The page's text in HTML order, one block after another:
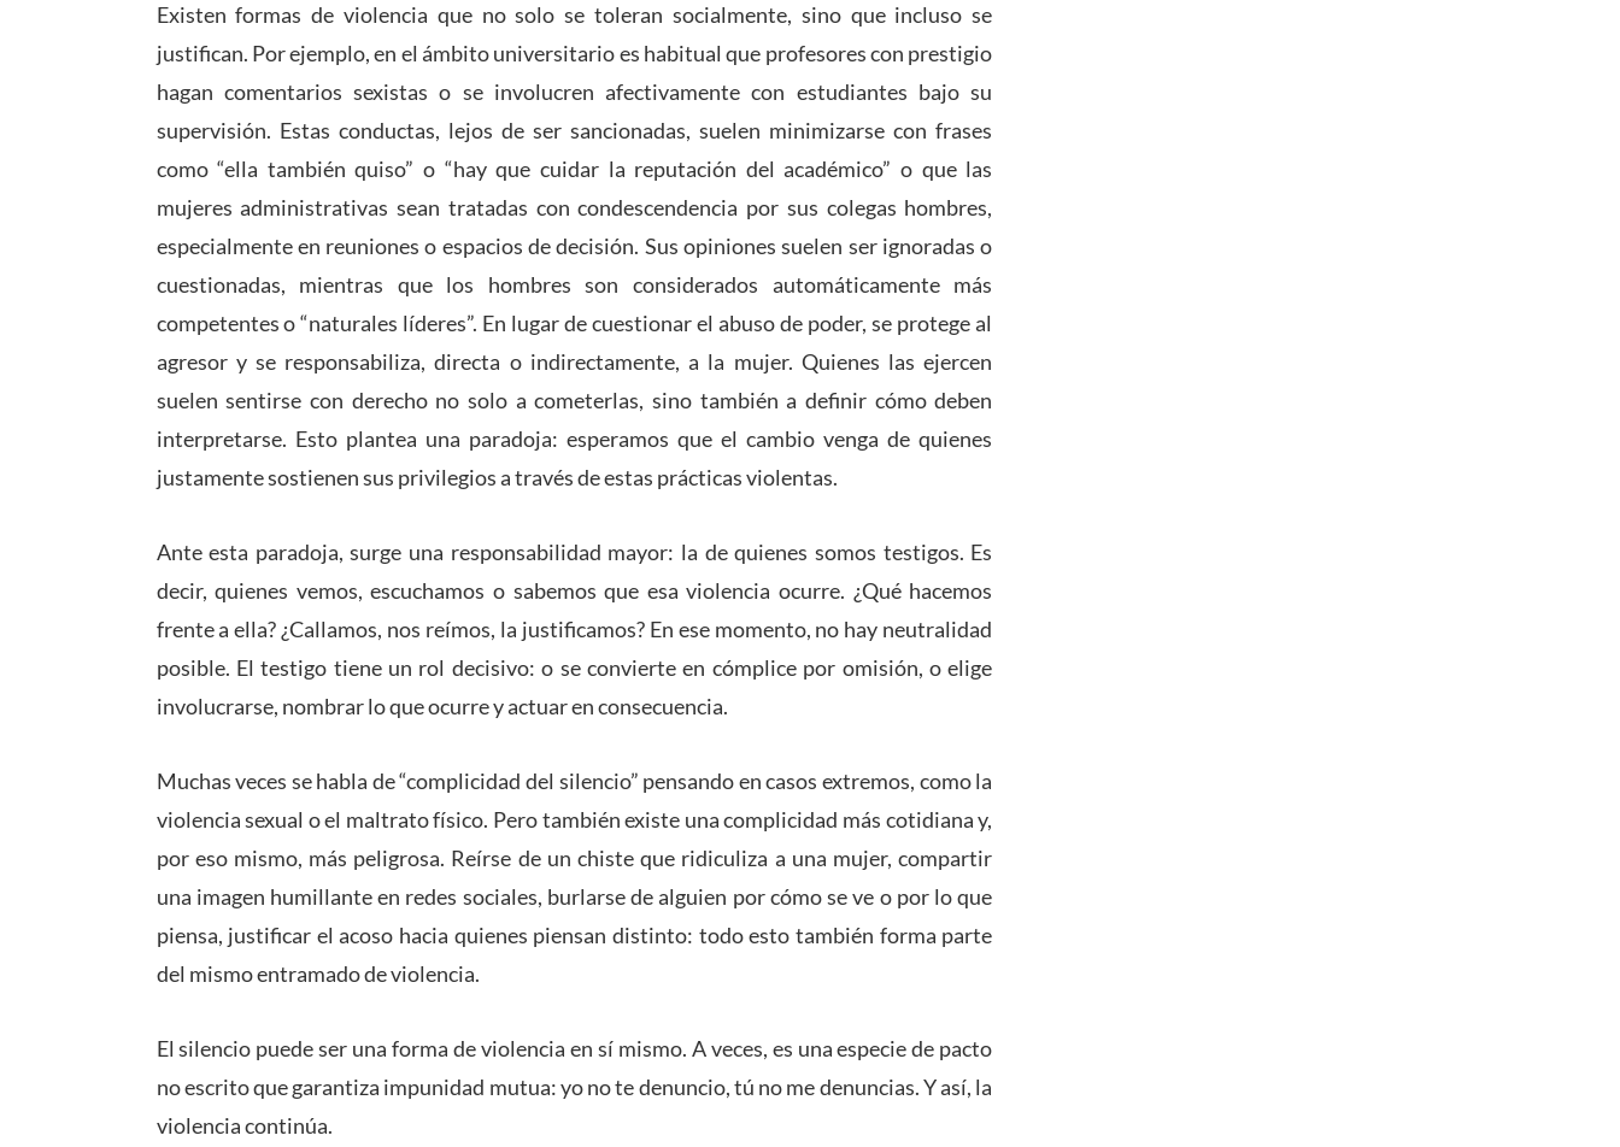
Existen formas de violencia que no solo se toleran socialmente, sino que incluso se
justifican. Por ejemplo, en el ámbito universitario es habitual que profesores con prestigio
hagan comentarios sexistas o se involucren afectivamente con estudiantes bajo su
supervisión. Estas conductas, lejos de ser sancionadas, suelen minimizarse con frases
como “ella también quiso” o “hay que cuidar la reputación del académico” o que las
mujeres administrativas sean tratadas con condescendencia por sus colegas hombres,
especialmente en reuniones o espacios de decisión. Sus opiniones suelen ser ignoradas o
cuestionadas, mientras que los hombres son considerados automáticamente más
competentes o “naturales líderes”. En lugar de cuestionar el abuso de poder, se protege al
agresor y se responsabiliza, directa o indirectamente, a la mujer. Quienes las ejercen
suelen sentirse con derecho no solo a cometerlas, sino también a definir cómo deben
interpretarse. Esto plantea una paradoja: esperamos que el cambio venga de quienes
justamente sostienen sus privilegios a través de estas prácticas violentas.
Ante esta paradoja, surge una responsabilidad mayor: la de quienes somos testigos. Es
decir, quienes vemos, escuchamos o sabemos que esa violencia ocurre. ¿Qué hacemos
frente a ella? ¿Callamos, nos reímos, la justificamos? En ese momento, no hay neutralidad
posible. El testigo tiene un rol decisivo: o se convierte en cómplice por omisión, o elige
involucrarse, nombrar lo que ocurre y actuar en consecuencia.
Muchas veces se habla de “complicidad del silencio” pensando en casos extremos, como la
violencia sexual o el maltrato físico. Pero también existe una complicidad más cotidiana y,
por eso mismo, más peligrosa. Reírse de un chiste que ridiculiza a una mujer, compartir
una imagen humillante en redes sociales, burlarse de alguien por cómo se ve o por lo que
piensa, justificar el acoso hacia quienes piensan distinto: todo esto también forma parte
del mismo entramado de violencia.
El silencio puede ser una forma de violencia en sí mismo. A veces, es una especie de pacto
no escrito que garantiza impunidad mutua: yo no te denuncio, tú no me denuncias. Y así, la
violencia continúa.